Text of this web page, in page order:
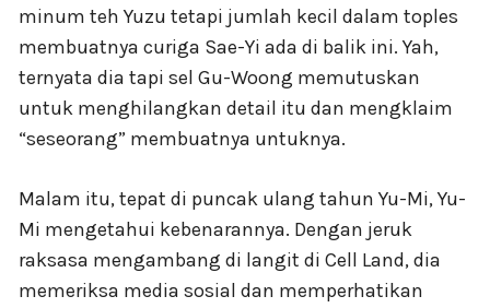
minum teh Yuzu tetapi jumlah kecil dalam toples
membuatnya curiga Sae-Yi ada di balik ini. Yah,
ternyata dia tapi sel Gu-Woong memutuskan
untuk menghilangkan detail itu dan mengklaim
“seseorang” membuatnya untuknya.
Malam itu, tepat di puncak ulang tahun Yu-Mi, Yu-
Mi mengetahui kebenarannya. Dengan jeruk
raksasa mengambang di langit di Cell Land, dia
memeriksa media sosial dan memperhatikan